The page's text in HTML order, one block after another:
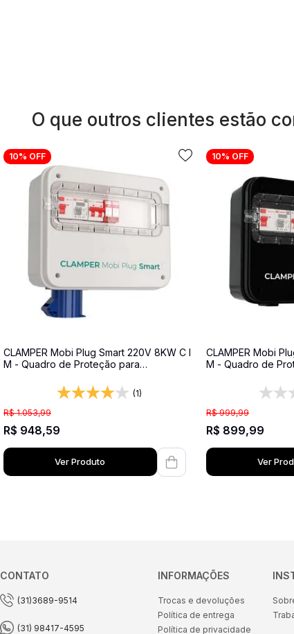
O que outros clientes estão
10% OFF
CLAMPER Mobi Plug Smart 220V 8KW C I
M - Quadro de Proteção para
Tomada de 32A - Com Medidor de
(1)
R$ 1.053,99
R$ 948,59
Ver Produto
10% OFF
CLAMPER Mobi
M - Quadro de
Medidor de
R$ 999,99
R$ 899,99
Ver
CONTATO
(31)3689-9514
(31) 98417-4595
INFORMAÇÕES
Trocas e devoluções
Política de entrega
Política de privacidade